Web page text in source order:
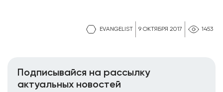
EVANGELIST 9 ОКТЯБРЯ 2017 1453
Подписывайся на рассылку
актуальных новостей